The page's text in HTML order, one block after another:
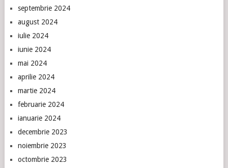
septembrie 2024
august 2024
iulie 2024
iunie 2024
mai 2024
aprilie 2024
martie 2024
februarie 2024
ianuarie 2024
decembrie 2023
noiembrie 2023
octombrie 2023